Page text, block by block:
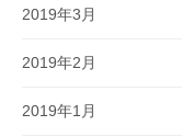
2019年3月
2019年2月
2019年1月